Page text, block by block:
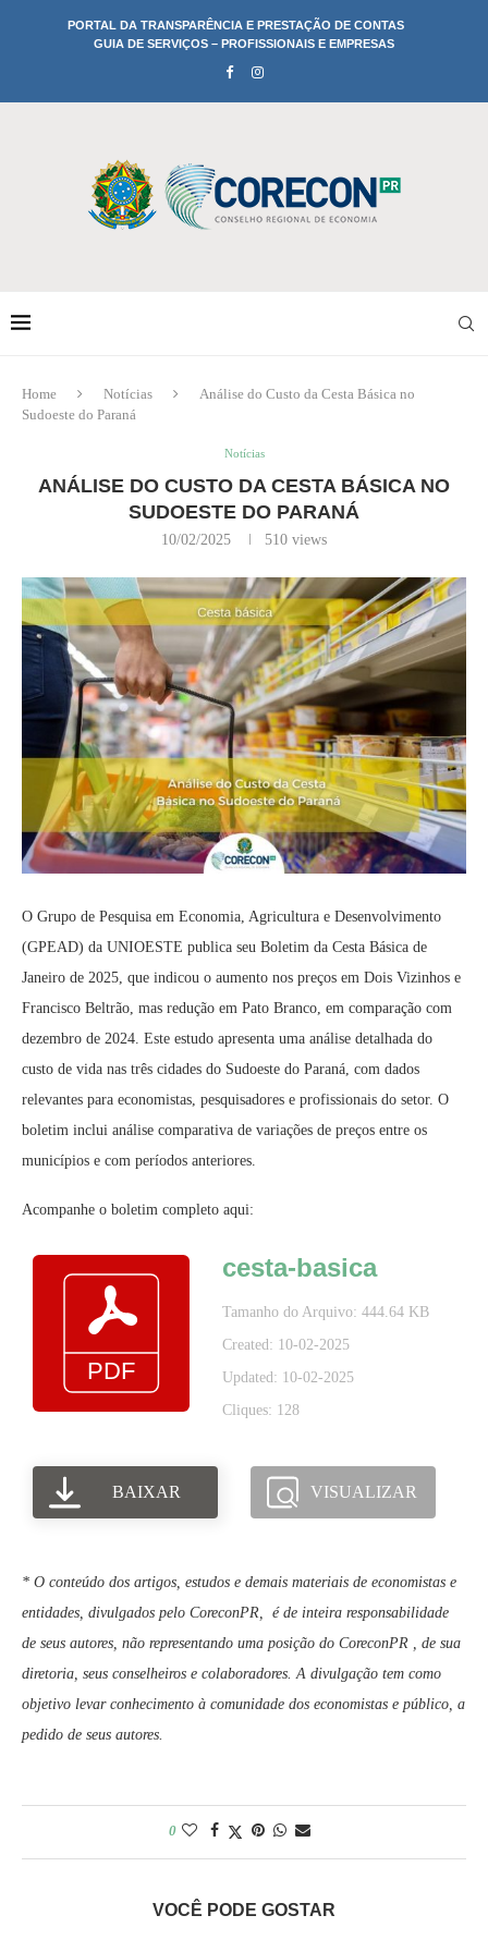
PORTAL DA TRANSPARÊNCIA E PRESTAÇÃO DE CONTAS
GUIA DE SERVIÇOS – PROFISSIONAIS E EMPRESAS
Home Notícias
Análise do Custo da Cesta Básica no
Sudoeste do Paraná
Notícias
ANÁLISE DO CUSTO DA CESTA BÁSICA NO
SUDOESTE DO PARANÁ
10/02/2025 510 views
O Grupo de Pesquisa em Economia, Agricultura e Desenvolvimento
(GPEAD) da UNIOESTE publica seu Boletim da Cesta Básica de
Janeiro de 2025, que indicou o aumento nos preços em Dois Vizinhos e
Francisco Beltrão, mas redução em Pato Branco, em comparação com
dezembro de 2024. Este estudo apresenta uma análise detalhada do
custo de vida nas três cidades do Sudoeste do Paraná, com dados
relevantes para economistas, pesquisadores e profissionais do setor. O
boletim inclui análise comparativa de variações de preços entre os
municípios e com períodos anteriores.
Acompanhe o boletim completo aqui:
cesta-basica
Tamanho do Arquivo: 444.64 KB
Created: 10-02-2025
Updated: 10-02-2025
Cliques: 128
BAIXAR VISUALIZAR
* O conteúdo dos artigos, estudos e demais materiais de economistas e
entidades, divulgados pelo CoreconPR, é de inteira responsabilidade
de seus autores, não representando uma posição do CoreconPR , de sua
diretoria, seus conselheiros e colaboradores. A divulgação tem como
objetivo levar conhecimento à comunidade dos economistas e público, a
pedido de seus autores.
0
VOCÊ PODE GOSTAR